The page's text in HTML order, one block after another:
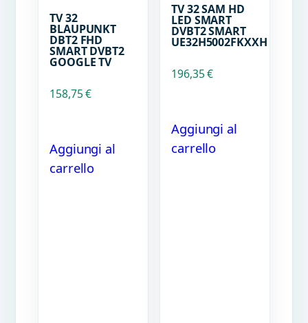
TV 32
BLAUPUNKT
DBT2 FHD
SMART DVBT2
GOOGLE TV
158,75€
Aggiungi al
carrello
TV 32 SAM HD
LED SMART
DVBT2 SMART
UE32H5002FKXXH
196,35€
Aggiungi al
carrello